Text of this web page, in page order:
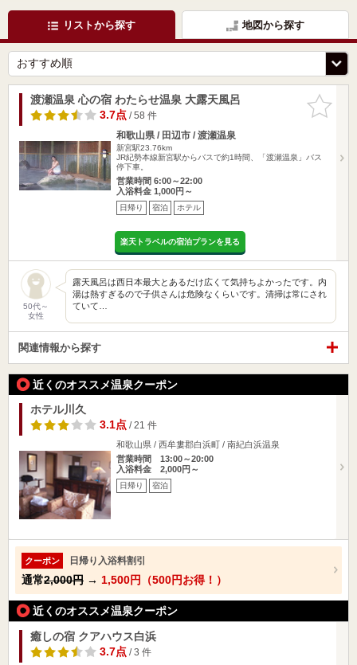
リストから探す 地図から探す
お気に入
りに追加
渡瀬温泉 心の宿 わたらせ温泉 大露天風呂
3.7点/ 58 件
和歌山県 / 田辺市 / 渡瀬温泉
新宮駅23.76km
JR紀勢本線新宮駅からバスで約1時間、「渡瀬温泉」バス
停下車。
営業時間 6:00～22:00
入浴料金 1,000円～
日帰り 宿泊 ホテル
楽天トラベルの宿泊プランを見る
50代～
女性
露天風呂は西日本最大とあるだけ広くて気持ちよかったです。内
湯は熱すぎるので子供さんは危険なくらいです。清掃は常にされ
ていて…
関連情報から探す
近くのオススメ温泉クーポン
ホテル川久
3.1点/ 21 件
和歌山県 / 西牟婁郡白浜町 / 南紀白浜温泉
営業時間 13:00～20:00
入浴料金 2,000円～
日帰り 宿泊
クーポン 日帰り入浴料割引
通常2,000円 → 1,500円（500円お得！）
近くのオススメ温泉クーポン
癒しの宿 クアハウス白浜
3.7点/ 3 件